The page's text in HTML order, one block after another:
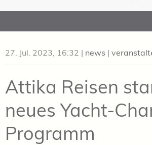
to
27. Jul. 2023, 16:32 | news |
Attika Reisen
neues Yacht-
Programm